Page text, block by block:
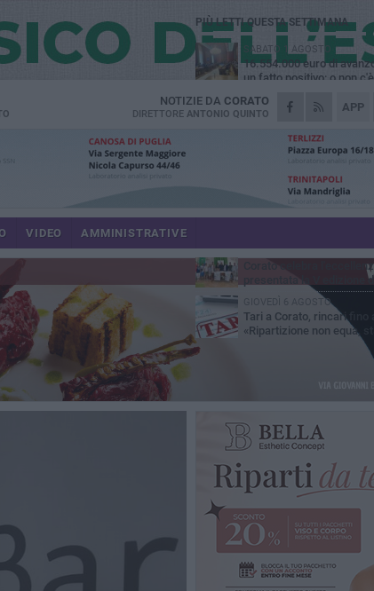
APP
NOTIZIE DA CORATO
DIRETTORE ANTONIO QUINTO
VIDEO AMMINISTRATIVE
PIÙ LETTI QUESTA SETTIMANA
SABATO 1 AGOSTO
16.554.000 euro di
un fatto positivo: o non
MERCOLEDÌ 5 AGOSTO
Chiuso
SABATO 1 AGOSTO
risponde agli esercenti:
Gelato di San Domenico:
MERCOLEDÌ 5 AGOSTO
Corato celebra
presentata la V edizione
GIOVEDÌ 6 AGOSTO
Tari a Corato, rincari fino
«Ripartizione non equa,
imprese»